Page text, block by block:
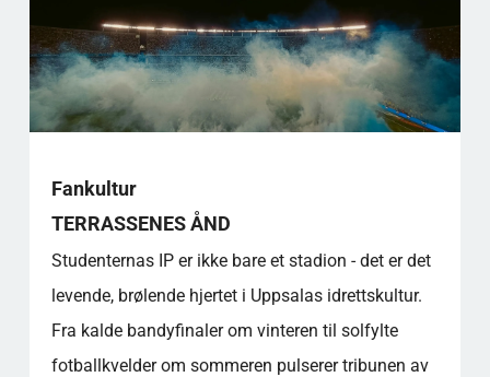
Fankultur
TERRASSENES ÅND
Studenternas IP er ikke bare et stadion - det er det
levende, brølende hjertet i Uppsalas idrettskultur.
Fra kalde bandyfinaler om vinteren til solfylte
fotballkvelder om sommeren pulserer tribunen av